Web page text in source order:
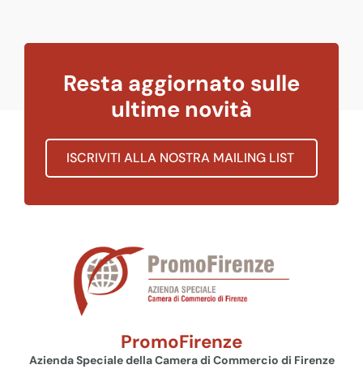
Resta aggiornato sulle
ultime novità
ISCRIVITI ALLA NOSTRA MAILING LIST
PromoFirenze
Azienda Speciale della Camera di Commercio di Firenze